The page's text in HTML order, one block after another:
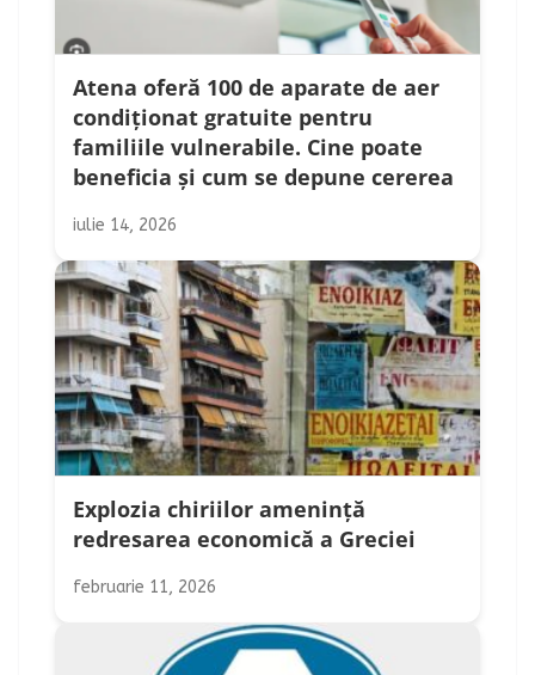
Atena oferă 100 de aparate de aer
condiționat gratuite pentru
familiile vulnerabile. Cine poate
beneficia și cum se depune cererea
iulie 14, 2026
Explozia chiriilor amenință
redresarea economică a Greciei
februarie 11, 2026